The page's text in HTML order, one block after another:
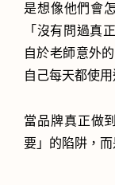
是想像他們會
「沒有問過真
自於老師意外
自己每天都使用
當品牌真正做
要」的陷阱，